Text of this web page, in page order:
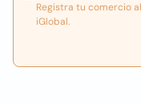
Registra tu comercio
iGlobal.